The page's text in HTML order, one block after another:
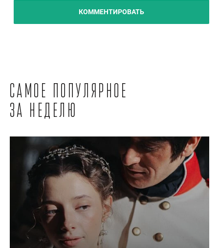
КОММЕНТИРОВАТЬ
Самое популярное
за неделю